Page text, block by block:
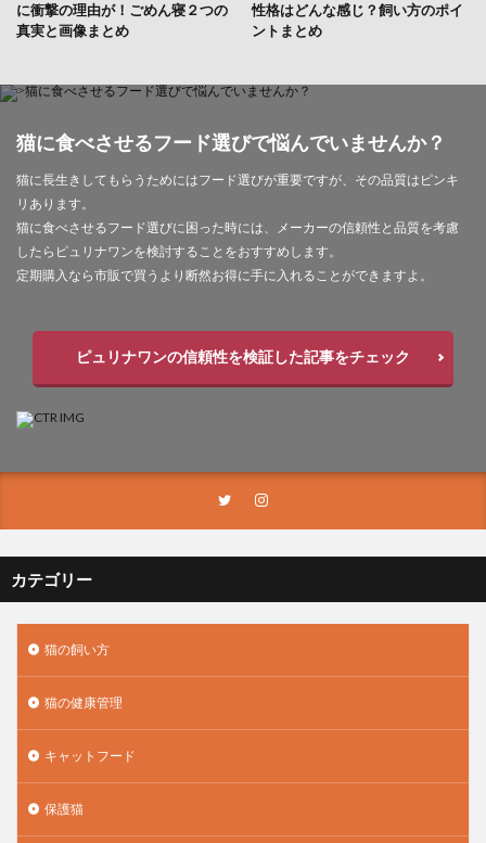
に衝撃の理由が！ごめん寝２つの
真実と画像まとめ
性格はどんな感じ？飼い方のポイ
ントまとめ
猫に食べさせるフード選びで悩んでいませんか？
猫に長生きしてもらうためにはフード選びが重要ですが、その品質はピンキ
リあります。
猫に食べさせるフード選びに困った時には、メーカーの信頼性と品質を考慮
したらピュリナワンを検討することをおすすめします。
定期購入なら市販で買うより断然お得に手に入れることができますよ。
ピュリナワンの信頼性を検証した記事をチェック
カテゴリー
猫の飼い方
猫の健康管理
キャットフード
保護猫